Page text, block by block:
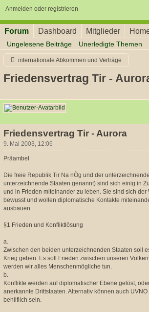
Anmelden oder registrieren
Forum Dashboard Mitglieder
Ungelesene Beiträge Unerledigte Themen
internationale Abkommen und Verträge
Friedensvertrag Tir -
Siddhârtha
Friedensvertrag Tir - Aurora
9. Mai 2003, 12:06
Präambel
Die freie Republik Tir Na nÒg und der
unterzeichnende Staaten genannt) sind sich einig in
und in Frieden miteinander zu leben. Sie sind sich der
bewusst und wollen diplomatische Kontakte
ausbauen.
§1 Frieden und Konfliktlösung
a.
Zwischen den beiden unterzeichnenden Staaten soll
Krieg geben. Es soll Frieden zwischen unseren
werden wir alles Menschenmögliche tun.
b.
Konflikte werden auf diplomatischer Ebene gelöst,
anerkannte Drittstaaten. Alternativ können auch
behilflich sein.